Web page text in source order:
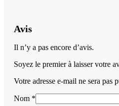
Avis
Il n’y a pas encore d’avis.
Soyez le premier à laisser votre
Votre adresse e-mail ne sera pas
Nom *